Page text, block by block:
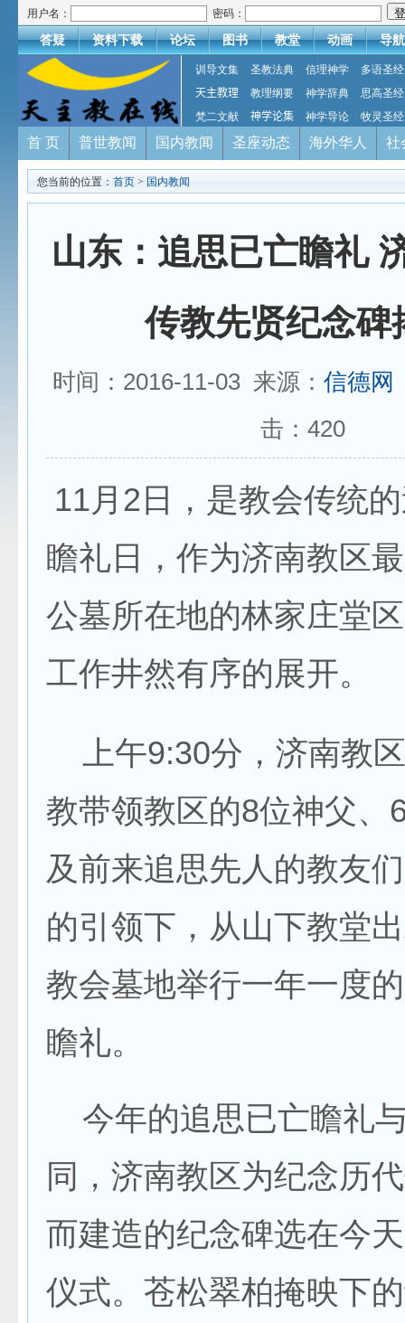
用户名： 密码：
答疑 资料下载 论坛 图书 教堂 动画 导航
训导文集 圣教法典 信理神学
多语圣经
天主教理
教理纲要 神学辞典
思高圣经
梵二文献
神学论集 神学导论 牧灵圣经
首 页 普世教闻 国内教闻 圣座动态 海外华人 社
您当前的位置： 首页 > 国内教闻
山东：追思已亡瞻礼
传教先贤纪念碑
时间：2016-11-03 来源： 信德网
击： 420
11月2日，是教会传统
瞻礼日，作为济南教区
公墓所在地的林家庄堂
工作井然有序的展开。
上午9:30分，济南教
教带领教区的8位神父、
及前来追思先人的教友
的引领下，从山下教堂
教会墓地举行一年一度
瞻礼。
今年的追思已亡瞻礼
同，济南教区为纪念历
而建造的纪念碑选在今
仪式。苍松翠柏掩映下